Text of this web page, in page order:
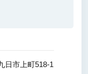
日市上町518-1